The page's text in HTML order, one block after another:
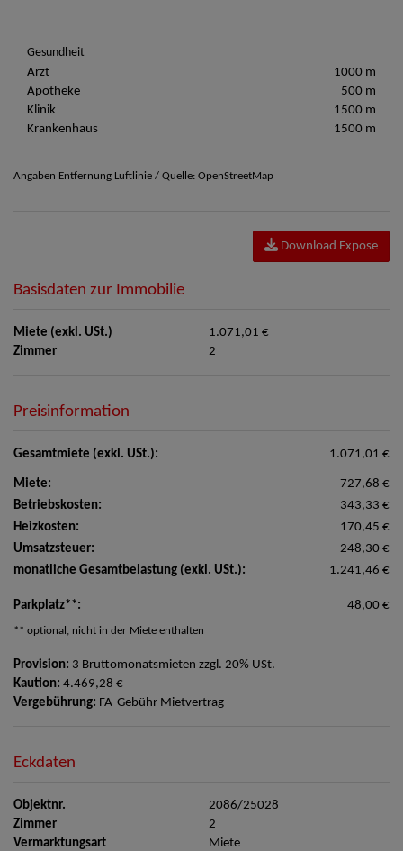
Gesundheit
Arzt
1000 m
Apotheke
500 m
Klinik
1500 m
Krankenhaus
1500 m
Angaben Entfernung Luftlinie / Quelle: OpenStreetMap
Download Expose
Basisdaten zur Immobilie
Miete (exkl. USt.)
1.071,01 €
Zimmer
2
Preisinformation
Gesamtmiete (exkl. USt.): 1.071,01 €
Miete:
727,68 €
Betriebskosten:
343,33 €
Heizkosten:
170,45 €
Umsatzsteuer:
248,30 €
monatliche Gesamtbelastung (exkl. USt.):
1.241,46 €
Parkplatz**: 48,00 €
** optional, nicht in der Miete enthalten
Provision: 3 Bruttomonatsmieten zzgl. 20% USt.
Kaution: 4.469,28 €
Vergebührung: FA-Gebühr Mietvertrag
Eckdaten
Objektnr.
2086/25028
Zimmer
2
Vermarktungsart
Miete